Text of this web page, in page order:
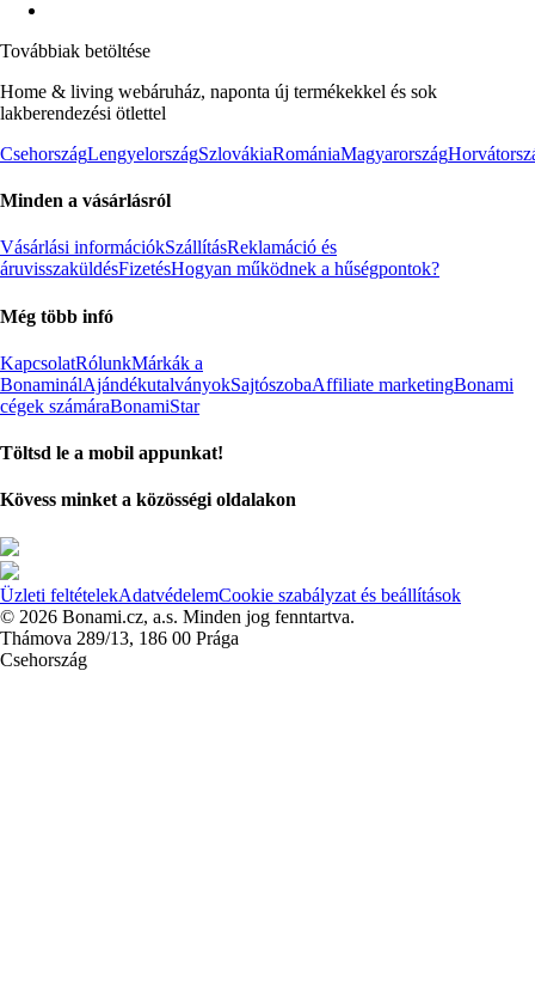
Továbbiak betöltése
Home & living webáruház, naponta új termékekkel és sok
lakberendezési ötlettel
CsehországLengyelországSzlovákiaRomániaMagyarország
Minden a vásárlásról
Vásárlási információkSzállításReklamáció és
áruvisszaküldésFizetésHogyan működnek a hűségpontok?
Még több infó
KapcsolatRólunkMárkák a
BonaminálAjándékutalványokSajtószobaAffiliate marketingBonami
cégek számáraBonamiStar
Töltsd le a mobil appunkat!
Kövess minket a közösségi oldalakon
Üzleti feltételekAdatvédelemCookie szabályzat és beállítások
© 2026 Bonami.cz, a.s. Minden jog fenntartva.
Thámova 289/13, 186 00 Prága
Csehország